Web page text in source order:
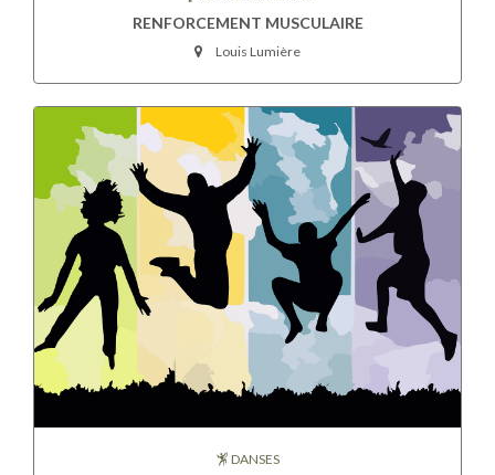
RENFORCEMENT MUSCULAIRE
Louis Lumière
DANSES